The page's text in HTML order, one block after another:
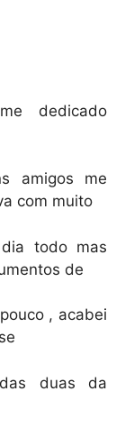
dedicado
amigos me
com muito
todo mas
de
, acabei
duas da